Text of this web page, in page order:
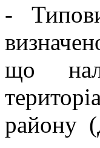
-
що
району